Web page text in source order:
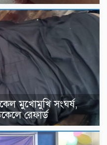
মুখোমুখি সংঘর্ষ,
রেফার্ড